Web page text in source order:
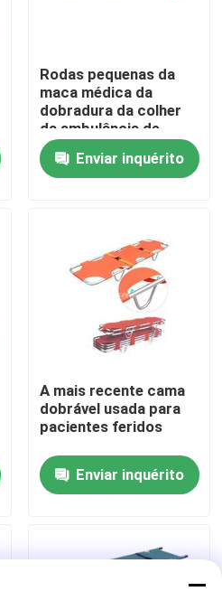
Rodas pequenas da
maca médica da
dobradura da colher
da ambulância de
20CM 50CM para o
hospitalEnviar inquérito
A mais recente cama
dobrável usada para
pacientes feridos
Enviar inquérito